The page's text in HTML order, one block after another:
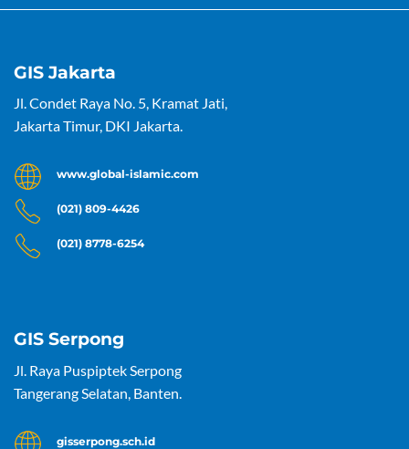
GIS Jakarta
Jl. Condet Raya No. 5, Kramat Jati,
Jakarta Timur, DKI Jakarta.
www.global-islamic.com
(021) 809-4426
(021) 8778-6254
GIS Serpong
Jl. Raya Puspiptek Serpong
Tangerang Selatan, Banten.
gisserpong.sch.id